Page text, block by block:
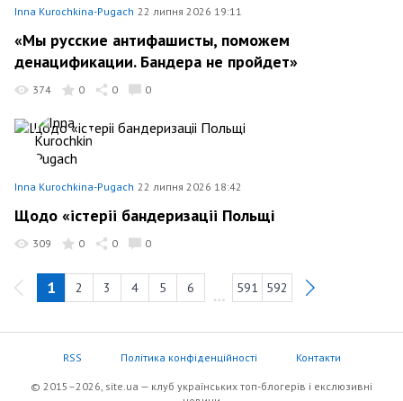
Inna Kurochkina-Pugach 22 липня 2026 19:11
«Мы русские антифашисты, поможем
денацификации. Бандера не пройдет»
374 0 0 0
Inna Kurochkina-Pugach 22 липня 2026 18:42
Щодо «iстерii бандеризацii Польщі
309 0 0 0
1 2 3 4 5 6 591 592
RSS Політика конфіденційності Контакти
© 2015–2026, site.ua — клуб українських топ-блогерів i екслюзивнi